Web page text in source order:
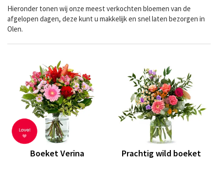
Hieronder tonen wij onze meest verkochten bloemen van de
afgelopen dagen, deze kunt u makkelijk en snel laten bezorgen in
Olen.
Boeket Verina Prachtig wild boeket